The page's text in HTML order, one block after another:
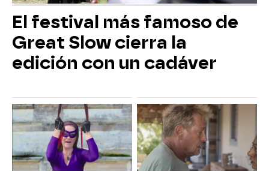
El festival más famoso de
Great Slow cierra la
edición con un cadáver